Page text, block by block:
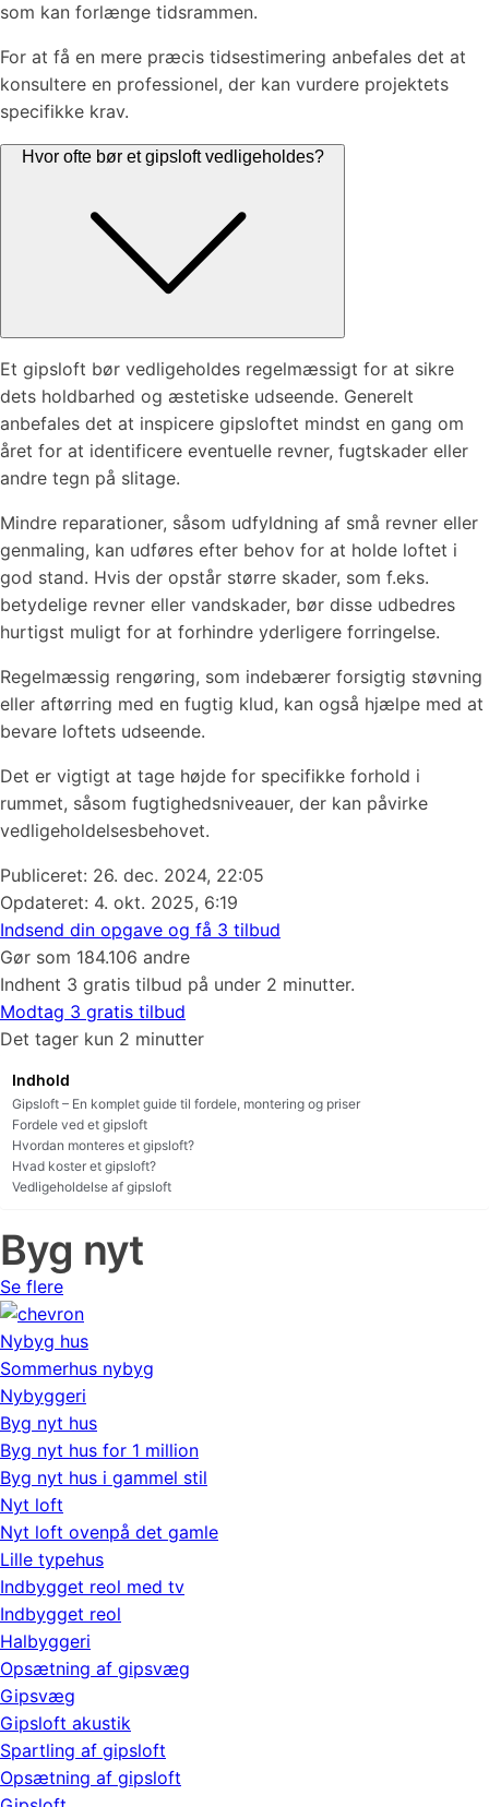
som kan forlænge tidsrammen.
For at få en mere præcis tidsestimering anbefales det at
konsultere en professionel, der kan vurdere projektets
specifikke krav.
Hvor ofte bør et gipsloft vedligeholdes?
Et gipsloft bør vedligeholdes regelmæssigt for at sikre
dets holdbarhed og æstetiske udseende. Generelt
anbefales det at inspicere gipsloftet mindst en gang om
året for at identificere eventuelle revner, fugtskader eller
andre tegn på slitage.
Mindre reparationer, såsom udfyldning af små revner eller
genmaling, kan udføres efter behov for at holde loftet i
god stand. Hvis der opstår større skader, som f.eks.
betydelige revner eller vandskader, bør disse udbedres
hurtigst muligt for at forhindre yderligere forringelse.
Regelmæssig rengøring, som indebærer forsigtig støvning
eller aftørring med en fugtig klud, kan også hjælpe med at
bevare loftets udseende.
Det er vigtigt at tage højde for specifikke forhold i
rummet, såsom fugtighedsniveauer, der kan påvirke
vedligeholdelsesbehovet.
Publiceret: 26. dec. 2024, 22:05
Opdateret: 4. okt. 2025, 6:19
Indsend din opgave og få 3 tilbud
Gør som 184.106 andre
Indhent 3 gratis tilbud på under 2 minutter.
Modtag 3 gratis tilbud
Det tager kun 2 minutter
Indhold
Gipsloft – En komplet guide til fordele, montering og priser
Fordele ved et gipsloft
Hvordan monteres et gipsloft?
Hvad koster et gipsloft?
Vedligeholdelse af gipsloft
Byg nyt
Se flere
Nybyg hus
Sommerhus nybyg
Nybyggeri
Byg nyt hus
Byg nyt hus for 1 million
Byg nyt hus i gammel stil
Nyt loft
Nyt loft ovenpå det gamle
Lille typehus
Indbygget reol med tv
Indbygget reol
Halbyggeri
Opsætning af gipsvæg
Gipsvæg
Gipsloft akustik
Spartling af gipsloft
Opsætning af gipsloft